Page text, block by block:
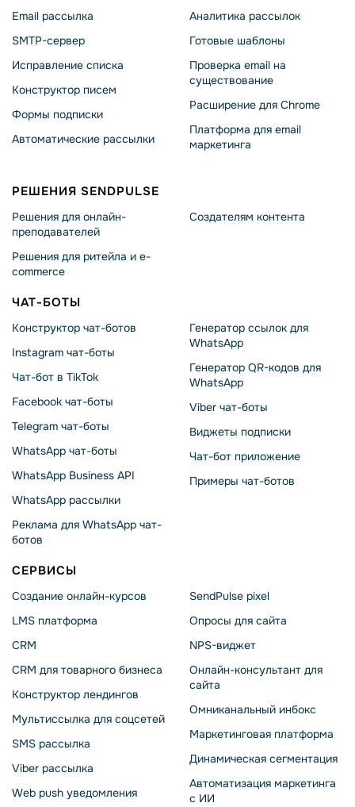
Email рассылка
SMTP-сервер
Исправление списка
Конструктор писем
Формы подписки
Автоматические рассылки
Аналитика рассылок
Готовые шаблоны
Проверка email на
существование
Расширение для Chrome
Платформа для email
маркетинга
РЕШЕНИЯ SENDPULSE
Решения для онлайн-
преподавателей
Решения для ритейла и e-
commerce
Создателям контента
ЧАТ-БОТЫ
Конструктор чат-ботов
Instagram чат-боты
Чат-бот в TikTok
Facebook чат-боты
Telegram чат-боты
WhatsApp чат-боты
WhatsApp Business API
WhatsApp рассылки
Реклама для WhatsApp чат-
ботов
Генератор ссылок для
WhatsApp
Генератор QR-кодов для
WhatsApp
Viber чат-боты
Виджеты подписки
Чат-бот приложение
Примеры чат-ботов
СЕРВИСЫ
Создание онлайн-курсов
LMS платформа
CRM
CRM для товарного бизнеса
Конструктор лендингов
Мультиссылка для соцсетей
SMS рассылка
Viber рассылка
Web push уведомления
SendPulse pixel
Опросы для сайта
NPS-виджет
Онлайн-консультант для
сайта
Омниканальный инбокс
Маркетинговая платформа
Динамическая сегментация
Автоматизация маркетинга
с ИИ